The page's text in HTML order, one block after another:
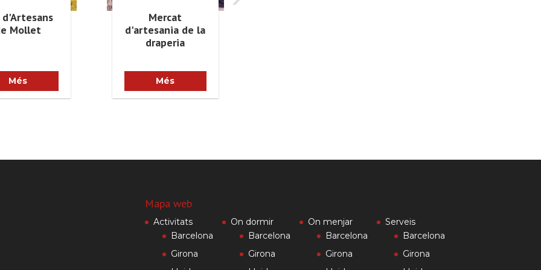
d'Artesans
Mollet
Més
Mercat
d'artesania de la
draperia
Més
Mapa web
Activitats
Barcelona
Girona
On dormir
Barcelona
Girona
On menjar
Barcelona
Girona
Serveis
Barcelona
Girona